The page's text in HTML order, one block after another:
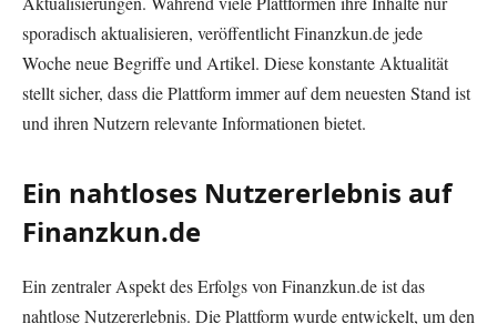
sporadisch aktualisieren, veröffentlicht Finanzkun.de jede
Woche neue Begriffe und Artikel. Diese konstante Aktualität
stellt sicher, dass die Plattform immer auf dem neuesten Stand ist
und ihren Nutzern relevante Informationen bietet.
Ein nahtloses Nutzererlebnis auf
Finanzkun.de
Ein zentraler Aspekt des Erfolgs von Finanzkun.de ist das
nahtlose Nutzererlebnis. Die Plattform wurde entwickelt, um den